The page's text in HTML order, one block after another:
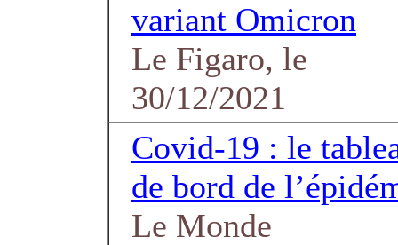
variant Omicron
Le Figaro, le
30/12/2021
Covid-19 : le
de bord de
Le Monde